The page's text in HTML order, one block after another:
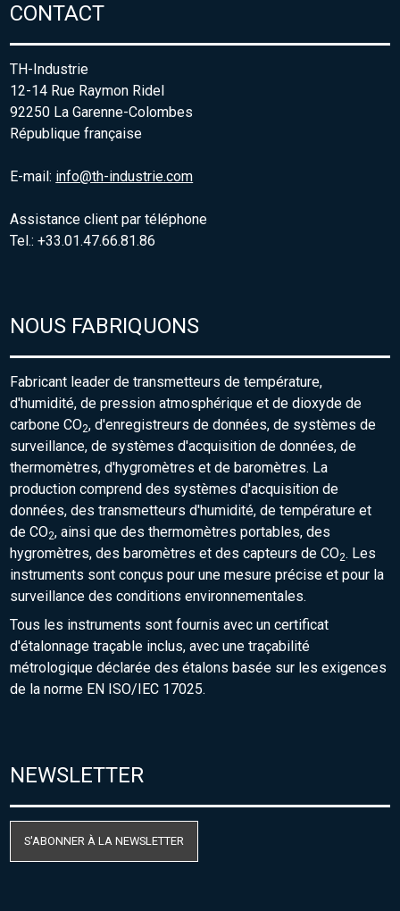
CONTACT
TH-Industrie
12-14 Rue Raymon Ridel
92250 La Garenne-Colombes
République française
E-mail: info@th-industrie.com
Assistance client par téléphone
Tel.: +33.01.47.66.81.86
NOUS FABRIQUONS
Fabricant leader de transmetteurs de température,
d'humidité, de pression atmosphérique et de dioxyde de
carbone CO2, d'enregistreurs de données, de systèmes de
surveillance, de systèmes d'acquisition de données, de
thermomètres, d'hygromètres et de baromètres. La
production comprend des systèmes d'acquisition de
données, des transmetteurs d'humidité, de température et
de CO2, ainsi que des thermomètres portables, des
hygromètres, des baromètres et des capteurs de CO2. Les
instruments sont conçus pour une mesure précise et pour la
surveillance des conditions environnementales.
Tous les instruments sont fournis avec un certificat
d'étalonnage traçable inclus, avec une traçabilité
métrologique déclarée des étalons basée sur les exigences
de la norme EN ISO/IEC 17025.
NEWSLETTER
S'ABONNER À LA NEWSLETTER